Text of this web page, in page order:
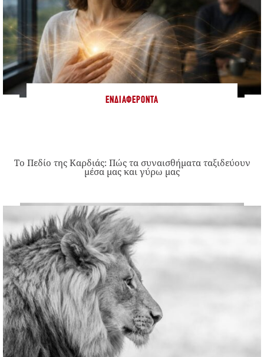
ΕΝΔΙΑΦΈΡΟΝΤΑ
Το Πεδίο της Καρδιάς: Πώς τα συναισθήματα ταξιδεύουν
μέσα μας και γύρω μας